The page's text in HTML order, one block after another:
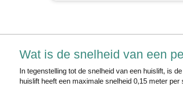
Wat is de snelheid van een
In tegenstelling tot de snelheid van een huislift, is
huislift heeft een maximale snelheid 0,15 meter